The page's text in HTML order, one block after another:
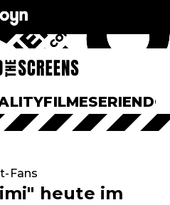
FILMESERIEN
Fans
heute im